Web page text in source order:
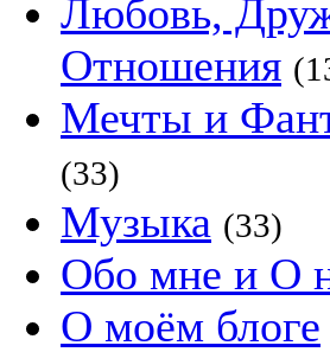
Любовь,
Отношения
Мечты и
(33)
Музыка (33)
Обо мне и О
О моём блоге